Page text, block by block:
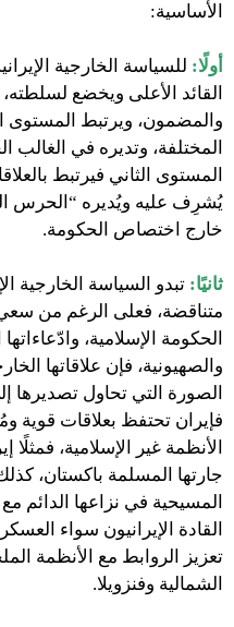
الأساسية:
أولًا: للسياسة الخارجية
القائد الأعلى ويخضع
والمضمون، ويرتبط المستوى
المختلفة، وتديره في الغالب
المستوى الثاني فيرتبط
يُشرِف عليه ويُديره “الحرس
خارج اختصاص الحكومة.
ثانيًا: تبدو السياسة الخارجية
متناقضة، فعلى الرغم من
الحكومة الإسلامية،
والصهيونية، فإن علاقاتها
الصورة التي تحاول تصديرها
فإيران تحتفظ بعلاقات قوية
الأنظمة غير الإسلامية،
جارتها المسلمة باكستان،
المسيحية في نزاعها الدائم
القادة الإيرانيون سواء
تعزيز الروابط مع الأنظمة
الشمالية وفنزويلا.